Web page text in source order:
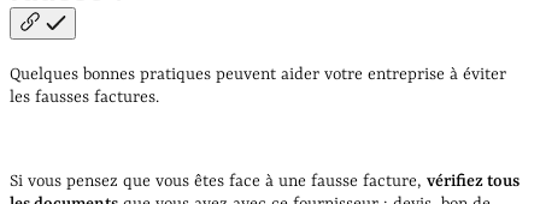
Quelques bonnes pratiques peuvent aider votre entreprise à éviter
les fausses factures.
Si vous pensez que vous êtes face à une fausse facture, vérifiez tous